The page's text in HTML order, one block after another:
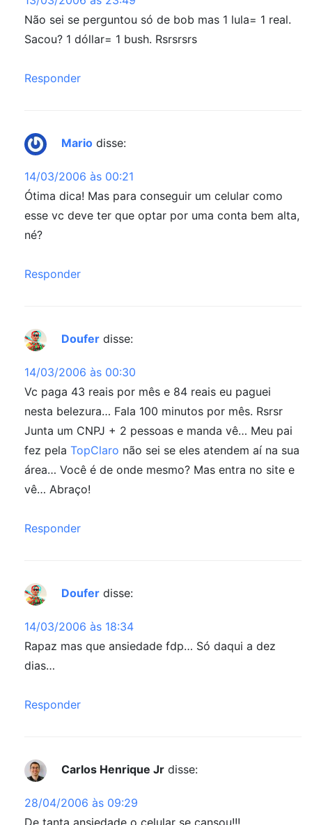
Não sei se perguntou só de bob mas 1 lula= 1 real.
Sacou? 1 dóllar= 1 bush. Rsrsrsrs
Responder
Mario disse:
14/03/2006 às 00:21
Ótima dica! Mas para conseguir um celular como
esse vc deve ter que optar por uma conta bem alta,
né?
Responder
Doufer disse:
14/03/2006 às 00:30
Vc paga 43 reais por mês e 84 reais eu paguei
nesta belezura… Fala 100 minutos por mês. Rsrsr
Junta um CNPJ + 2 pessoas e manda vê… Meu pai
fez pela TopClaro não sei se eles atendem aí na sua
área… Você é de onde mesmo? Mas entra no site e
vê… Abraço!
Responder
Doufer disse:
14/03/2006 às 18:34
Rapaz mas que ansiedade fdp… Só daqui a dez
dias…
Responder
Carlos Henrique Jr disse:
28/04/2006 às 09:29
De tanta ansiedade o celular se cansou!!!